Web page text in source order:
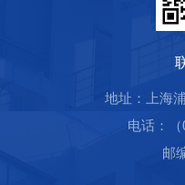
地址：上海
电话：（
邮